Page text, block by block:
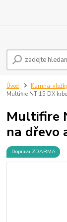
Úvod Kamna-
Multifire NT 15 DX
Multifire
na dřevo
Doprava ZDARMA